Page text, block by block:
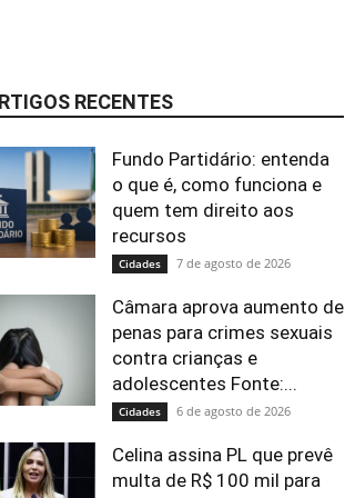
RECENTES
Fundo Partidário: entenda
o que é, como funciona e
quem tem direito aos
recursos
Cidades 7 de agosto de 2026
Câmara aprova aumento de
penas para crimes sexuais
contra crianças e
adolescentes Fonte:...
Cidades 6 de agosto de 2026
Celina assina PL que prevê
multa de R$ 100 mil para